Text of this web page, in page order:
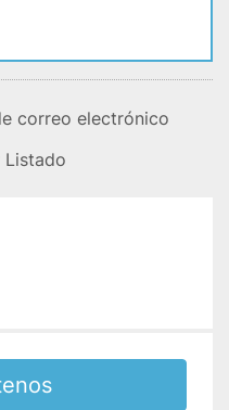
correo electrónico
Listado